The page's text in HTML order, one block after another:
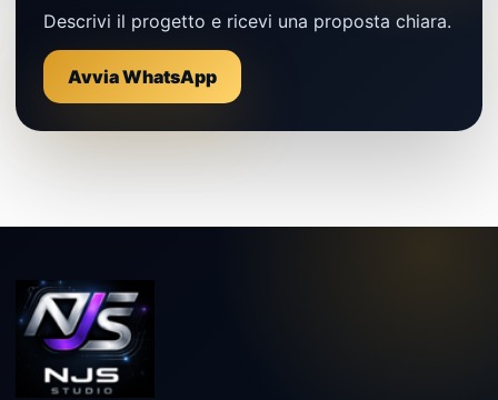
Descrivi il progetto e ricevi una proposta chiara.
Avvia WhatsApp